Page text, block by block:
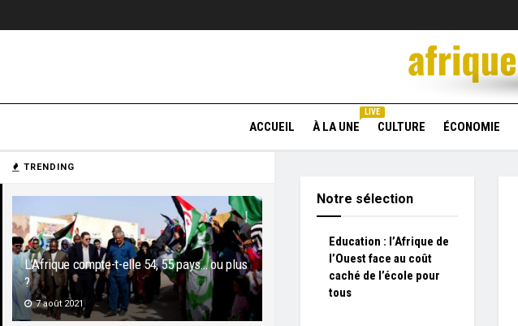
TRENDING
L’Afrique compte-t-elle 54, 55 pays… ou plus
?
7 août 2021
ACCUEIL À LA UNE
LIVE
CULTURE ÉCONOMIE
Notre sélection
Education : l’Afrique de
l’Ouest face au coût
caché de l’école pour
tous